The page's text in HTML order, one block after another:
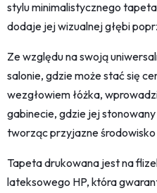
stylu minimalistycznego
dodaje jej wizualnej głębi
Ze względu na swoją
salonie, gdzie może stać się
wezgłowiem łóżka,
gabinecie, gdzie jej
tworząc przyjazne środowisko
Tapeta drukowana jest na
lateksowego HP, która